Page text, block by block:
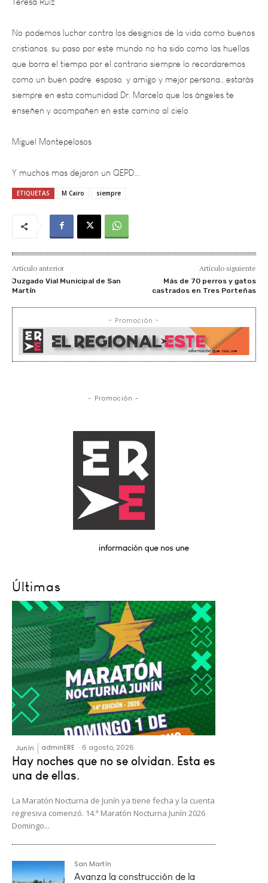
No podemos luchar contra los designios de la vida como buenos
cristianos, su paso por este mundo no ha sido como las huellas
que borra el tiempo por el contrario siempre lo recordaremos
como un buen padre, esposo, y amigo y mejor persona….estarás
siempre en esta comunidad Dr. Marcelo que los ángeles te
enseñen y acompañen en este camino al cielo
Miguel Montepelosos
Y muchos mas dejaron un QEPD….
ETIQUETAS M Cairo siempre
Artículo anterior
Juzgado Vial Municipal de San
Martín
Artículo siguiente
Más de 70 perros y gatos
castrados en Tres Porteñas
- Promoción -
- Promoción -
Últimas
Junín adminERE - 6 agosto, 2026
Hay noches que no se olvidan. Esta es
una de ellas.
La Maratón Nocturna de Junín ya tiene fecha y la cuenta
regresiva comenzó. 14.ª Maratón Nocturna Junín 2026
Domingo...
San Martín
Avanza la construcción de la